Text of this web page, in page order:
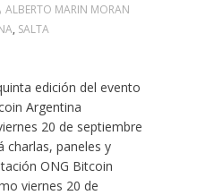
ALBERTO MARIN MORAN
, SALTA
edición del evento
Argentina
20 de septiembre
charlas, paneles y
ONG Bitcoin
viernes 20 de